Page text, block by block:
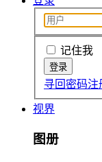
记住我
寻回密码注
视界
图册